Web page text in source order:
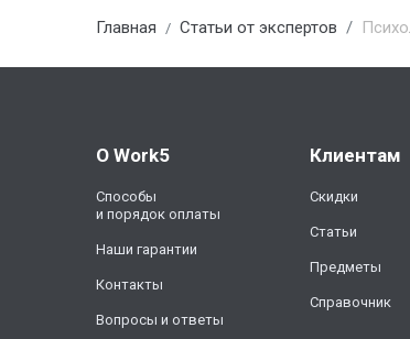
Главная Статьи от экспертов
О Work5
Способы
и порядок оплаты
Наши гарантии
Контакты
Вопросы и ответы
Клиентам
Скидки
Статьи
Предметы
Справочник